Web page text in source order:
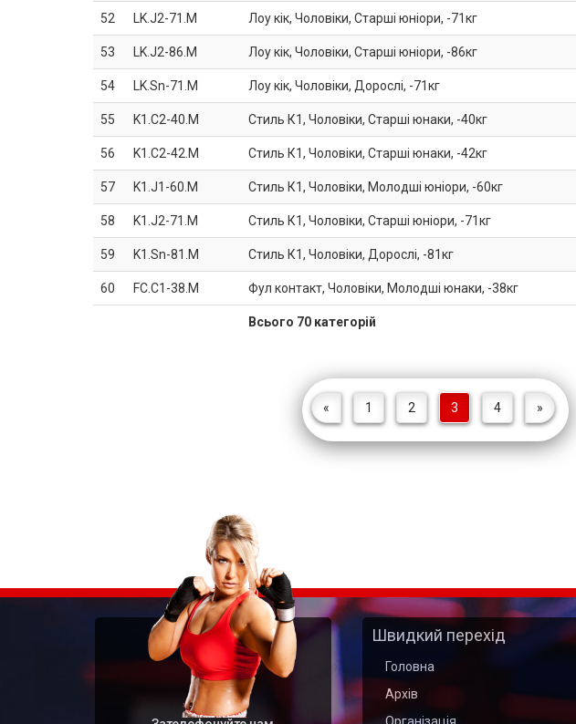
Всього 70 категорій
52 LK.J2-71.M Лоу кік, Чоловіки, Старші юніори, -71кг
53 LK.J2-86.M Лоу кік, Чоловіки, Старші юніори, -86кг
54 LK.Sn-71.M Лоу кік, Чоловіки, Дорослі, -71кг
55 K1.C2-40.M Стиль К1, Чоловіки, Старші юнаки, -40кг
56 K1.C2-42.M Стиль К1, Чоловіки, Старші юнаки, -42кг
57 K1.J1-60.M Стиль К1, Чоловіки, Молодші юніори, -60кг
58 K1.J2-71.M Стиль К1, Чоловіки, Старші юніори, -71кг
59 K1.Sn-81.M Стиль К1, Чоловіки, Дорослі, -81кг
60 FC.C1-38.M Фул контакт, Чоловіки, Молодші юнаки, -38кг
« 1 2 3 4 »
Швидкий перехід
Головна
Архів